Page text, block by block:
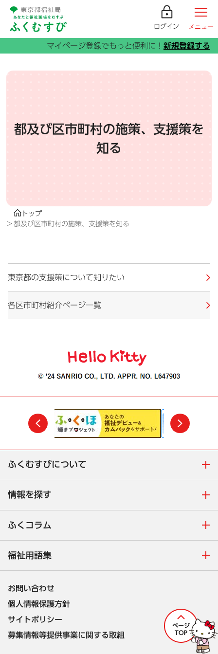
ログイン メニュー
都及び区市町村の施策、支援策を
知る
トップ
都及び区市町村の施策、支援策を知る
東京都の支援策について知りたい
各区市町村紹介ページ一覧
前
ふくむすびについて
情報を探す
ふくコラム
福祉用語集
お問い合わせ
個人情報保護方針
サイトポリシー
募集情報等提供事業に関する取組